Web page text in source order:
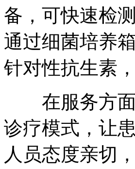
备，可快速检
通过细菌培养
针对性抗生素
在服务方面
诊疗模式，让
人员态度亲切